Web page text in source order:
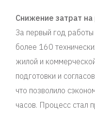
Снижение затрат на
За первый год
более 160
жилой и
подготовки и
что позволило
часов. Процесс стал